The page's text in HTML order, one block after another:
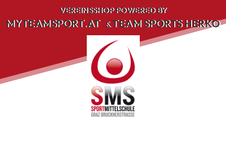
content
VEREINSSHOP POWERED BY
MYTEAMSPORT.AT&TEAM SPORTS HERKO